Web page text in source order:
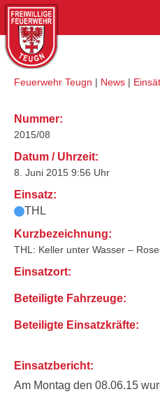
Skip
content
Home
Feuerwehr Teugn | News |
Nummer:
2015/08
Datum / Uhrzeit:
8. Juni 2015 9:56 Uhr
Einsatz:
THL
Kurzbezeichnung:
THL: Keller unter Wasser –
Einsatzort:
Beteiligte Fahrzeuge:
Beteiligte Einsatzkräfte:
Einsatzbericht:
Am Montag den 08.06.15